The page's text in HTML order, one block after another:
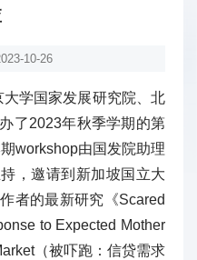
10-26
学国家发展研究院、北
了2023年秋季学期的第
workshop由国发院助理
，邀请到新加坡国立大
者的最新研究《Scared
to Expected Mother
（被吓跑：信贷需求